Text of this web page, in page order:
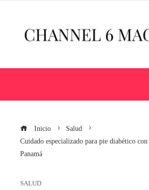
Inicio
Salud
Cuidado especializado para pie diabético
Panamá
SALUD